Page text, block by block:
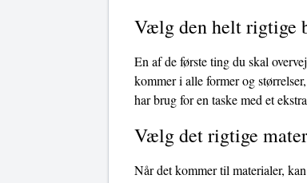
Vælg den helt rigtige
En af de første ting du skal
kommer i alle former og
har brug for en taske med et
Vælg det rigtige
Når det kommer til materialer,